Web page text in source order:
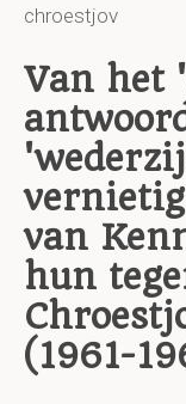
chroestjov
Van het
van
hun
(1961-